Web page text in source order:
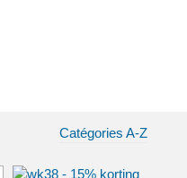
Catégories A-Z